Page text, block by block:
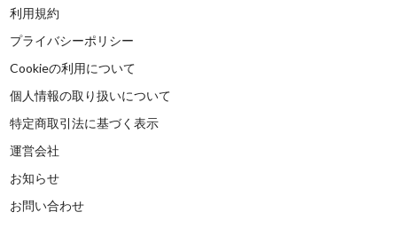
利用規約
プライバシーポリシー
Cookieの利用について
個人情報の取り扱いについて
特定商取引法に基づく表示
運営会社
お知らせ
お問い合わせ